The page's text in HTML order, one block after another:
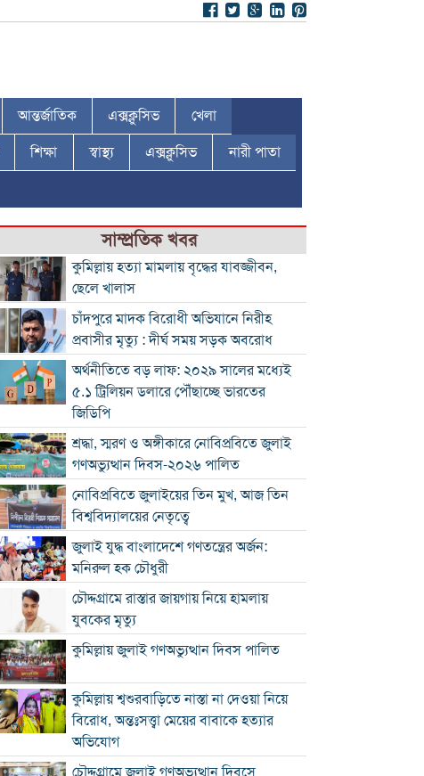
আন্তর্জাতিক এক্সক্লুসিভ খেলা
শিক্ষা স্বাস্থ্য এক্সক্লুসিভ নারী পাতা
সাম্প্রতিক খবর
কুমিল্লায় হত্যা মামলায় বৃদ্ধের যাবজ্জীবন,
ছেলে খালাস
চাঁদপুরে মাদক বিরোধী অভিযানে নিরীহ
প্রবাসীর মৃত্যু : দীর্ঘ সময় সড়ক অবরোধ
অর্থনীতিতে বড় লাফ: ২০২৯ সালের মধ্যেই
৫.১ ট্রিলিয়ন ডলারে পৌঁছাচ্ছে ভারতের
জিডিপি
শ্রদ্ধা, স্মরণ ও অঙ্গীকারে নোবিপ্রবিতে জুলাই
গণঅভ্যুত্থান দিবস-২০২৬ পালিত
নোবিপ্রবিতে জুলাইয়ের তিন মুখ, আজ তিন
বিশ্ববিদ্যালয়ের নেতৃত্বে
জুলাই যুদ্ধ বাংলাদেশে গণতন্ত্রের অর্জন:
মনিরুল হক চৌধুরী
চৌদ্দগ্রামে রাস্তার জায়গায় নিয়ে হামলায়
যুবকের মৃত্যু
কুমিল্লায় জুলাই গণঅভ্যুত্থান দিবস পালিত
কুমিল্লায় শ্বশুরবাড়িতে নাস্তা না দেওয়া নিয়ে
বিরোধ, অন্তঃসত্ত্বা মেয়ের বাবাকে হত্যার
অভিযোগ
চৌদ্দগ্রামে জুলাই গণঅভ্যুত্থান দিবসে